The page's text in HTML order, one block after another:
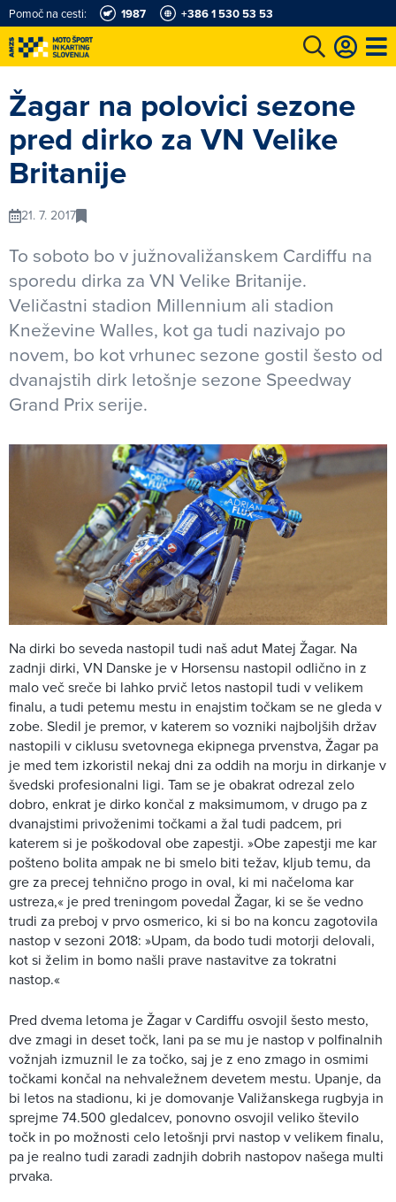
Pomoč na cesti: 1987 +386 1 530 53 53
Žagar na polovici sezone
pred dirko za VN Velike
Britanije
21. 7. 2017
To soboto bo v južnovaližanskem Cardiffu na
sporedu dirka za VN Velike Britanije.
Veličastni stadion Millennium ali stadion
Kneževine Walles, kot ga tudi nazivajo po
novem, bo kot vrhunec sezone gostil šesto od
dvanajstih dirk letošnje sezone Speedway
Grand Prix serije.
Na dirki bo seveda nastopil tudi naš adut Matej Žagar. Na
zadnji dirki, VN Danske je v Horsensu nastopil odlično in z
malo več sreče bi lahko prvič letos nastopil tudi v velikem
finalu, a tudi petemu mestu in enajstim točkam se ne gleda v
zobe. Sledil je premor, v katerem so vozniki najboljših držav
nastopili v ciklusu svetovnega ekipnega prvenstva, Žagar pa
je med tem izkoristil nekaj dni za oddih na morju in dirkanje v
švedski profesionalni ligi. Tam se je obakrat odrezal zelo
dobro, enkrat je dirko končal z maksimumom, v drugo pa z
dvanajstimi privoženimi točkami a žal tudi padcem, pri
katerem si je poškodoval obe zapestji. »Obe zapestji me kar
pošteno bolita ampak ne bi smelo biti težav, kljub temu, da
gre za precej tehnično progo in oval, ki mi načeloma kar
ustreza,« je pred treningom povedal Žagar, ki se še vedno
trudi za preboj v prvo osmerico, ki si bo na koncu zagotovila
nastop v sezoni 2018: »Upam, da bodo tudi motorji delovali,
kot si želim in bomo našli prave nastavitve za tokratni
nastop.«
Pred dvema letoma je Žagar v Cardiffu osvojil šesto mesto,
dve zmagi in deset točk, lani pa se mu je nastop v polfinalnih
vožnjah izmuznil le za točko, saj je z eno zmago in osmimi
točkami končal na nehvaležnem devetem mestu. Upanje, da
bi letos na stadionu, ki je domovanje Valižanskega rugbyja in
sprejme 74.500 gledalcev, ponovno osvojil veliko število
točk in po možnosti celo letošnji prvi nastop v velikem finalu,
pa je realno tudi zaradi zadnjih dobrih nastopov našega multi
prvaka.